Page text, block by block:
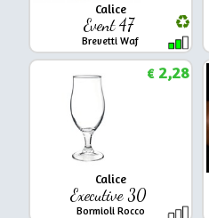
Calice
Event 47
Brevetti Waf
Calice
Executive 30
Bormioli Rocco
€2,28